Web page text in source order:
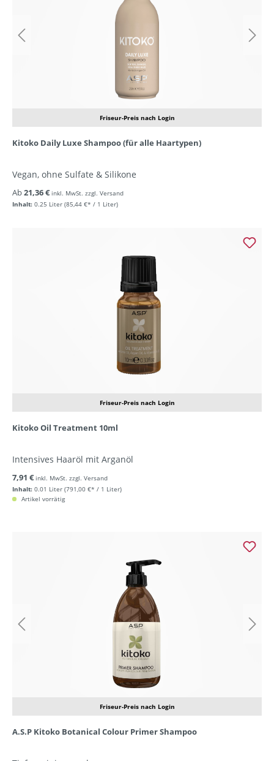
Friseur-Preis nach Login
Kitoko Daily Luxe Shampoo (für alle Haartypen)
Vegan, ohne Sulfate & Silikone
Inhalt: 0.25 Liter (85,44 €* / 1 Liter)
Ab21,36 € inkl. MwSt. zzgl. Versand
Friseur-Preis nach Login
Kitoko Oil Treatment 10ml
Intensives Haaröl mit Arganöl
Inhalt: 0.01 Liter (791,00 €* / 1 Liter)
7,91 € inkl. MwSt. zzgl. Versand
Artikel vorrätig
Friseur-Preis nach Login
A.S.P Kitoko Botanical Colour Primer Shampoo